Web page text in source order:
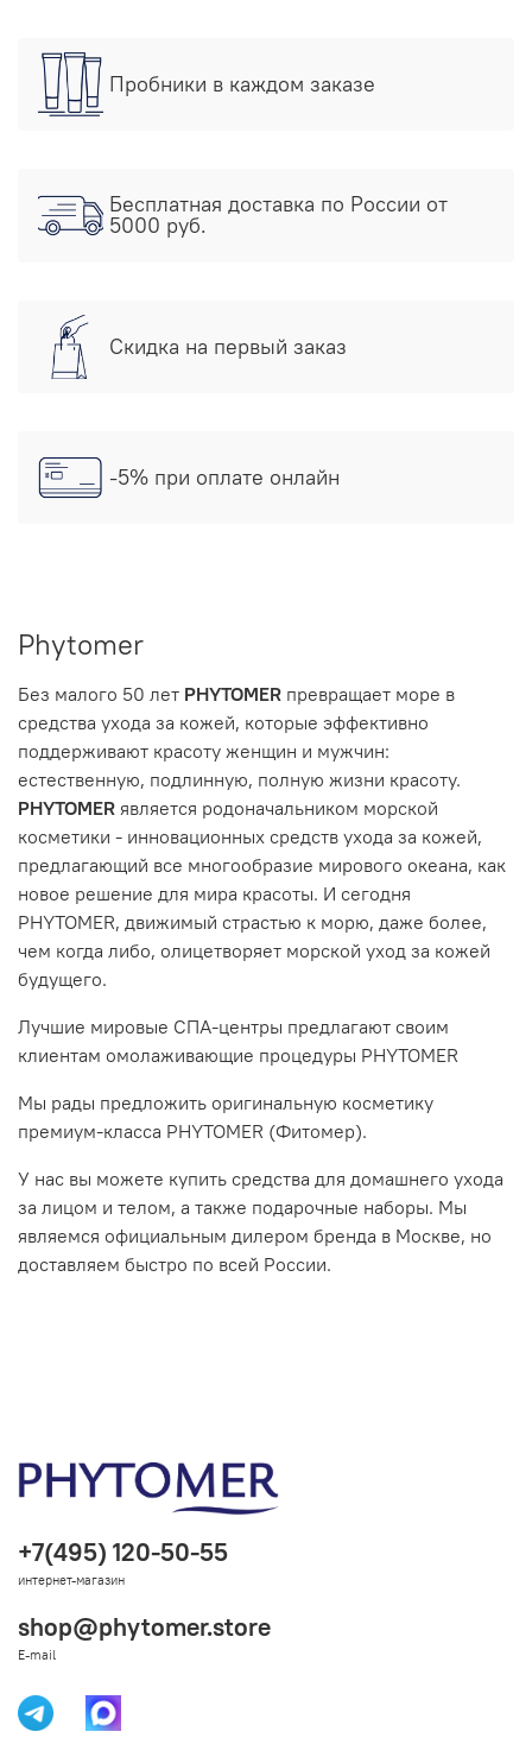
Пробники в каждом заказе
Бесплатная доставка по России от
5000 руб.
Скидка на первый заказ
-5% при оплате онлайн
Phytomer
Без малого 50 лет PHYTOMER превращает море в
средства ухода за кожей, которые эффективно
поддерживают красоту женщин и мужчин:
естественную, подлинную, полную жизни красоту.
PHYTOMER является родоначальником морской
косметики - инновационных средств ухода за кожей,
предлагающий все многообразие мирового океана, как
новое решение для мира красоты. И сегодня
PHYTOMER, движимый страстью к морю, даже более,
чем когда либо, олицетворяет морской уход за кожей
будущего.
Лучшие мировые СПА-центры предлагают своим
клиентам омолаживающие процедуры PHYTOMER
Мы рады предложить оригинальную косметику
премиум-класса PHYTOMER (Фитомер).
У нас вы можете купить средства для домашнего ухода
за лицом и телом, а также подарочные наборы. Мы
являемся официальным дилером бренда в Москве, но
доставляем быстро по всей России.
+7(495) 120-50-55
интернет-магазин
shop@phytomer.store
E-mail